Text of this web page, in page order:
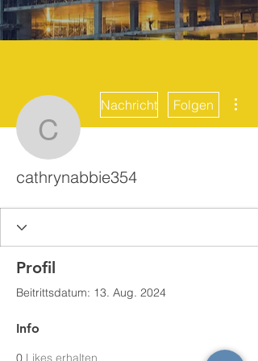
cathrynabbie354
Nachricht Folgen
cathrynabbie354
Profil
Beitrittsdatum: 13. Aug. 2024
Info
0 Likes erhalten